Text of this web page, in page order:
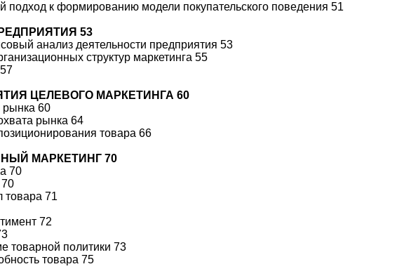
подход к формированию модели покупательского поведения 51
53
анализ деятельности предприятия 53
структур маркетинга 55
ЦЕЛЕВОГО МАРКЕТИНГА 60
рынка 60
рынка 64
товара 66
МАРКЕТИНГ 70
70
товара 71
72
товарной политики 73
товара 75